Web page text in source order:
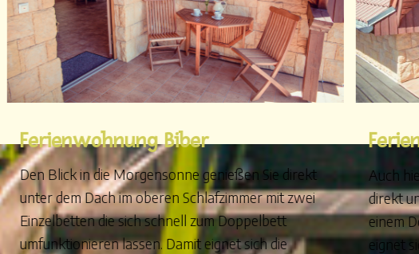
Ferienwohnung Biber
Den Blick in die Morgensonne genießen Sie direkt
unter dem Dach im oberen Schlafzimmer mit zwei
Einzelbetten die sich schnell zum Doppelbett
umfunktionieren lassen. Damit eignet sich die
Auch
direkt